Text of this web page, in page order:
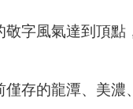
字風氣達到頂
存的龍潭、美